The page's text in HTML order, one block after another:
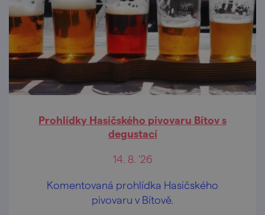
Prohlídky Hasičského pivovaru Bítov s
degustací
14. 8. '26
Komentovaná prohlídka Hasičského
pivovaru v Bítově.